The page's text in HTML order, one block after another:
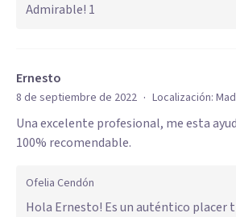
Admirable! 1
Ernesto
8 de septiembre de 2022 · Localización:
Una excelente profesional, me esta
100% recomendable.
Ofelia Cendón
Hola Ernesto! Es un auténtico placer